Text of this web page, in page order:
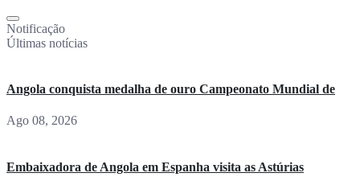
Notificação
Últimas notícias
Angola conquista medalha de ouro Campeonato Mundial de
Ago 08, 2026
Embaixadora de Angola em Espanha visita as Astúrias